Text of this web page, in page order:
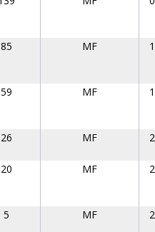
85 MF
59 MF
26 MF
20 MF
5 MF